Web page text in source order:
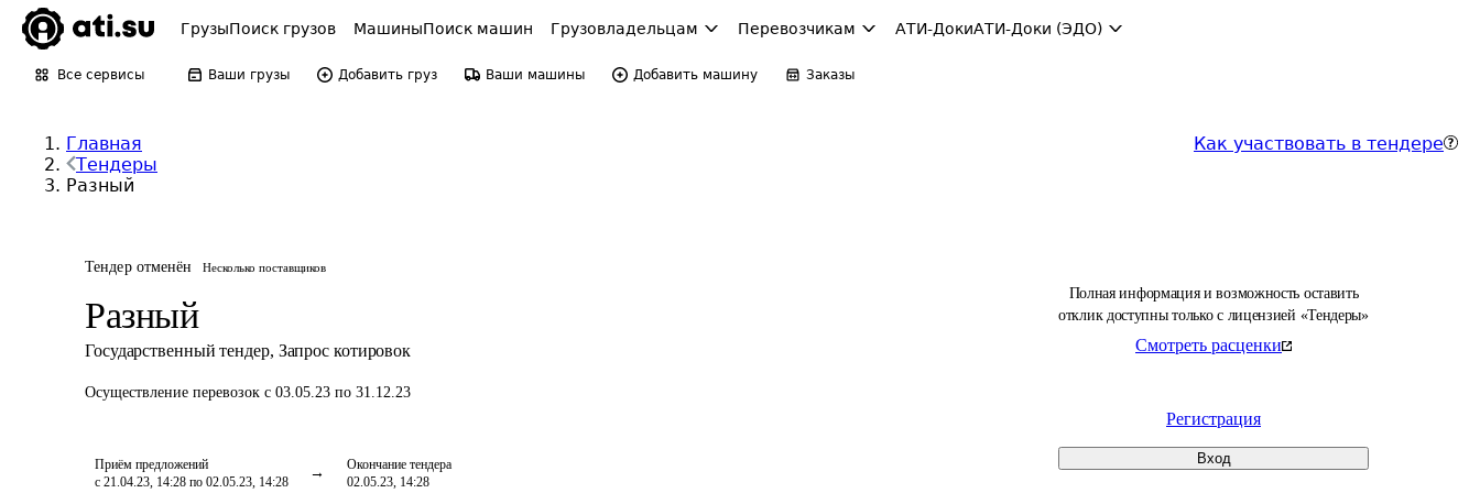
ГрузыПоиск грузов МашиныПоиск машин Грузовладельцам Перевозчикам АТИ-ДокиАТИ-Доки (ЭДО)
Все сервисы Ваши грузы Добавить груз Ваши машины Добавить машину Заказы
Главная
Тендеры
Разный
Как участвовать в тендере
Тендер отменён Несколько поставщиков
Разный
Государственный тендер, Запрос котировок
Осуществление перевозок с 03.05.23 по 31.12.23
Приём предложений
с 21.04.23, 14:28 по 02.05.23, 14:28
Окончание тендера
02.05.23, 14:28
Полная информация и возможность оставить
отклик доступны только с лицензией «Тендеры»
Смотреть расценки
Регистрация
Вход